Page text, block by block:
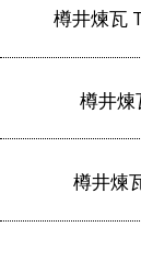
樽井煉瓦
樽井煉
樽井煉